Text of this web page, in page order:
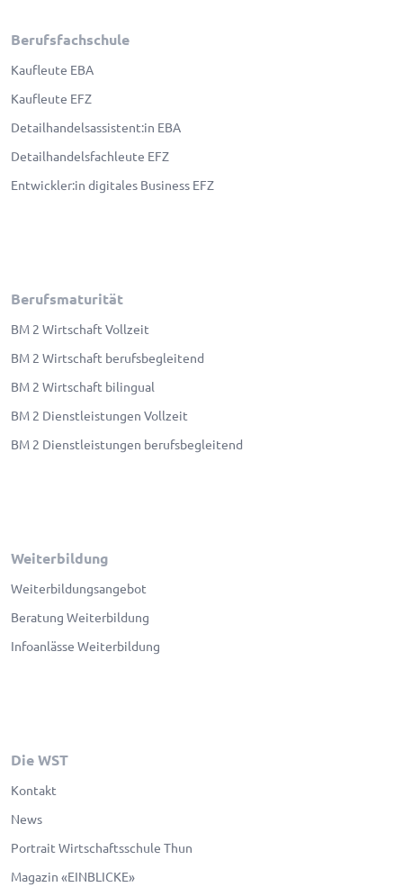
Berufsfachschule
Kaufleute EBA
Kaufleute EFZ
Detailhandelsassistent:in EBA
Detailhandelsfachleute EFZ
Entwickler:in digitales Business EFZ
Berufsmaturität
BM 2 Wirtschaft Vollzeit
BM 2 Wirtschaft berufsbegleitend
BM 2 Wirtschaft bilingual
BM 2 Dienstleistungen Vollzeit
BM 2 Dienstleistungen berufsbegleitend
Weiterbildung
Weiterbildungsangebot
Beratung Weiterbildung
Infoanlässe Weiterbildung
Die WST
Kontakt
News
Portrait Wirtschaftsschule Thun
Magazin «EINBLICKE»